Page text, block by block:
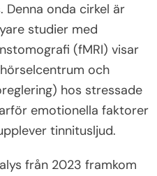
Denna onda cirkel är
studier med
(fMRI) visar
och
hos stressade
emotionella faktorer
tinnitusljud.
från 2023 framkom